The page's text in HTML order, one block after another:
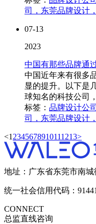
司，东莞品牌设计
07-13
2023
中国有那些品牌通
中国近年来有很多
显的提升。以下是
球知名的科技公司
标签： 品牌设计公
司，东莞品牌设计
<1 2345678910111213>
地址：广东省东莞市南
统一社会信用代码：
CONNECT
总监直线咨询